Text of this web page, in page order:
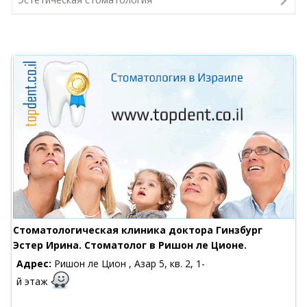
Стоматологическая клиника доктора Гинзбург
Эстер Ирина. Стоматолог в Ришон ле Ционе.
Адрес: Ришон ле Цион , Азар 5, кв. 2, 1-
й этаж